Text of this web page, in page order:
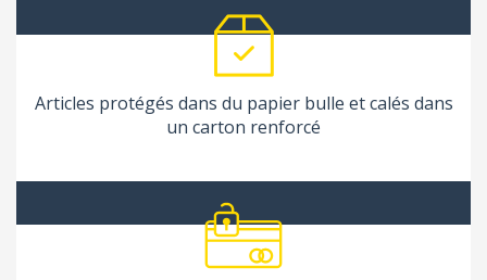
Articles protégés dans du papier bulle et calés dans
un carton renforcé